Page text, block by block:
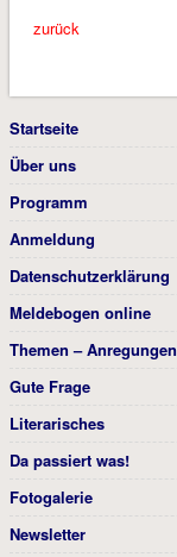
zurück
Startseite
Über uns
Programm
Anmeldung
Datenschutzerklärung
Meldebogen online
Themen – Anregungen
Gute Frage
Literarisches
Da passiert was!
Fotogalerie
Newsletter